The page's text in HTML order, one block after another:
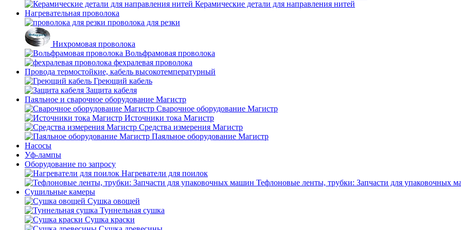
Керамические детали для направления нитей
Нагревательная проволока
проволока для резки
Нихромовая проволока
Вольфрамовая проволока
фехралевая проволока
Провода термостойкие, кабель высокотемпературный
Греющий кабель
Защита кабеля
Паяльное и сварочное оборудование Магистр
Сварочное оборудование Магистр
Источники тока Магистр
Средства измерения Магистр
Паяльное оборудование Магистр
Насосы
Уф-лампы
Оборудование по запросу
Нагреватели для поилок
Тефлоновые ленты, трубки: Запчасти для упаковочных
Сушильные камеры
Сушка овощей
Туннельная сушка
Сушка краски